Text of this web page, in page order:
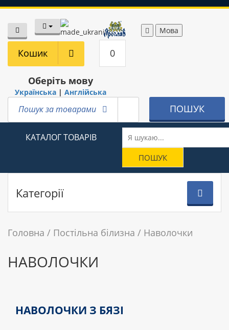
Мова
Пошук за товарами ПОШУК
Кошик 0
Оберіть мову
Українська| Англійська
КАТАЛОГ ТОВАРІВ
Категорії
Головна Постільна білизна Наволочки
НАВОЛОЧКИ
НАВОЛОЧКИ З БЯЗІ